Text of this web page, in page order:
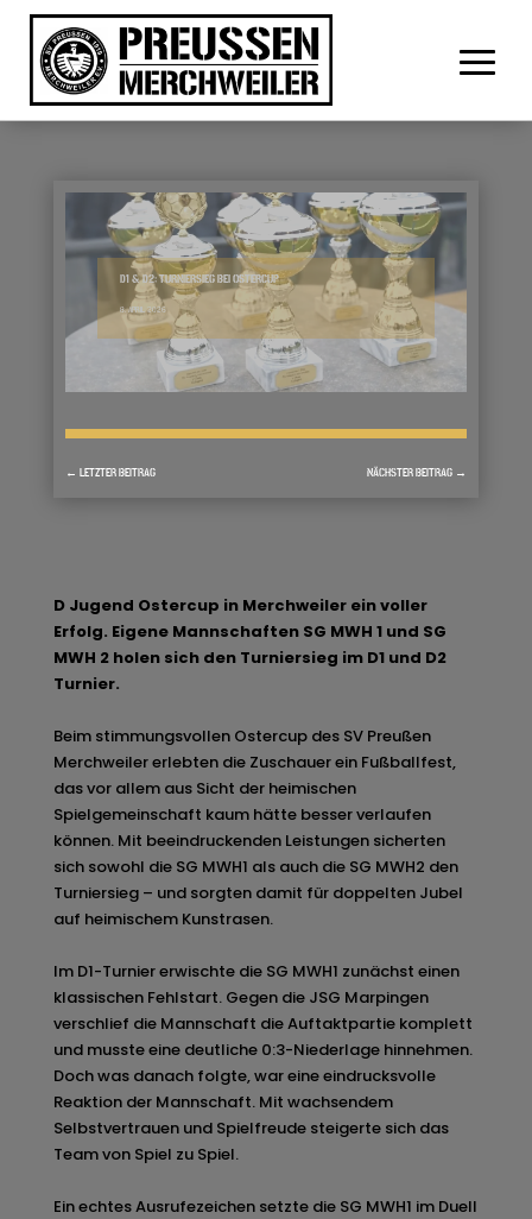
D1 & D2: TURNIERSIEG BEI OSTERCUP
8. APRIL 2026
← LETZTER BEITRAG NÄCHSTER BEITRAG →
D Jugend Ostercup in Merchweiler ein voller
Erfolg. Eigene Mannschaften SG MWH 1 und SG
MWH 2 holen sich den Turniersieg im D1 und D2
Turnier.
Beim stimmungsvollen Ostercup des SV Preußen
Merchweiler erlebten die Zuschauer ein Fußballfest,
das vor allem aus Sicht der heimischen
Spielgemeinschaft kaum hätte besser verlaufen
können. Mit beeindruckenden Leistungen sicherten
sich sowohl die SG MWH1 als auch die SG MWH2 den
Turniersieg – und sorgten damit für doppelten Jubel
auf heimischem Kunstrasen.
Im D1-Turnier erwischte die SG MWH1 zunächst einen
klassischen Fehlstart. Gegen die JSG Marpingen
verschlief die Mannschaft die Auftaktpartie komplett
und musste eine deutliche 0:3-Niederlage hinnehmen.
Doch was danach folgte, war eine eindrucksvolle
Reaktion der Mannschaft. Mit wachsendem
Selbstvertrauen und Spielfreude steigerte sich das
Team von Spiel zu Spiel.
Ein echtes Ausrufezeichen setzte die SG MWH1 im Duell